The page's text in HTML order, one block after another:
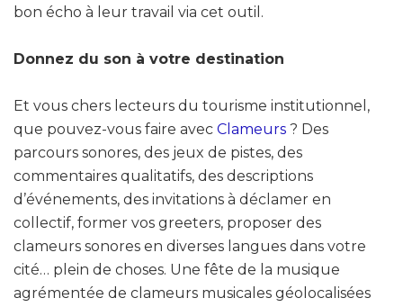
bon écho à leur travail via cet outil.
Donnez du son à votre destination
Et vous chers lecteurs du tourisme institutionnel,
que pouvez-vous faire avec Clameurs ? Des
parcours sonores, des jeux de pistes, des
commentaires qualitatifs, des descriptions
d’événements, des invitations à déclamer en
collectif, former vos greeters, proposer des
clameurs sonores en diverses langues dans votre
cité… plein de choses. Une fête de la musique
agrémentée de clameurs musicales géolocalisées